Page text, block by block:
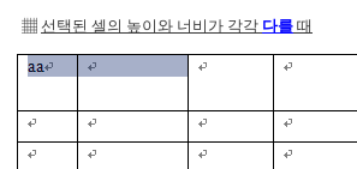
▦ 선택된 셀의 높이와 너비가 각각 다를 때